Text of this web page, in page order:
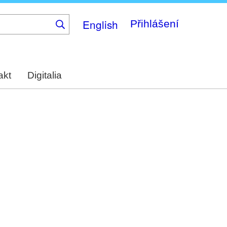
English Přihlášení
Digitalia